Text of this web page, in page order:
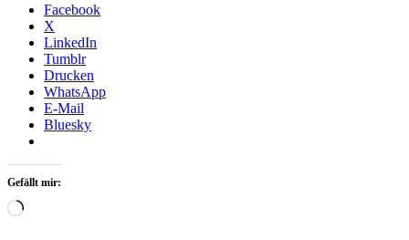
Facebook
X
LinkedIn
Tumblr
Drucken
WhatsApp
E-Mail
Bluesky
Gefällt mir:
Wird